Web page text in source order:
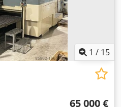
1 / 15
65 000 €